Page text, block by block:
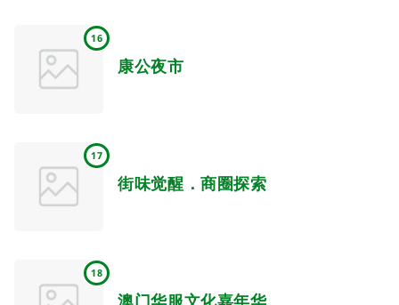
16
康公夜市
17
街味觉醒．商圈探索
18
澳门华服文化嘉年华